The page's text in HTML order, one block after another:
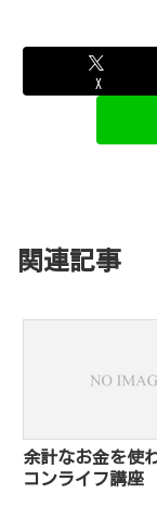
X
関連記事
余計なお金を使
コンライフ講座